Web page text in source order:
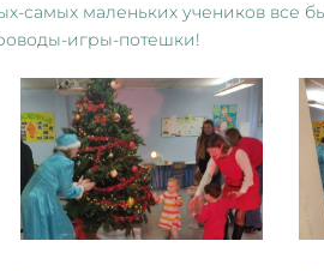
самых маленьких учеников все
игры-потешки!